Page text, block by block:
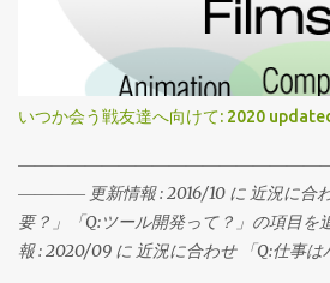
放送専用テイクも制作しています。これ
（ufotable OA）」というものです。 テ
限列車編 OP映像からの参考フレーム。
（ufotable OA）版の煉獄。 こちらがビ
版(Original Frame) これまでの輝度調整/
抑制」の二種バージョンを作成し、合格
ーム単位でブレンドしながらテストを繰
レーム単位で行っています。 ...
を見るための劇場の上映スタイルには複
ます。新しい劇場フォーマットは映画体
し、専門的な呼称でラージフォーマット
ーマット∕PLF）と呼ばれます。 今回は
ついて、技術的詳細さは各フォーマット
載）に譲りつつ、1ユーザーとしての体
あるのだろうか？という点を記したいと
はMX4D・4DXが未体験のため、本記事
Visionについてご紹介致します。 *最後
いつか会う戦友達へ向けて: 2020
―――― 更新情報 : 2016/10 に 近況に合
要？」「Q:ツール開発って？」の項目
報 : 2020/09 に 近況に合わせ 「Q:仕事